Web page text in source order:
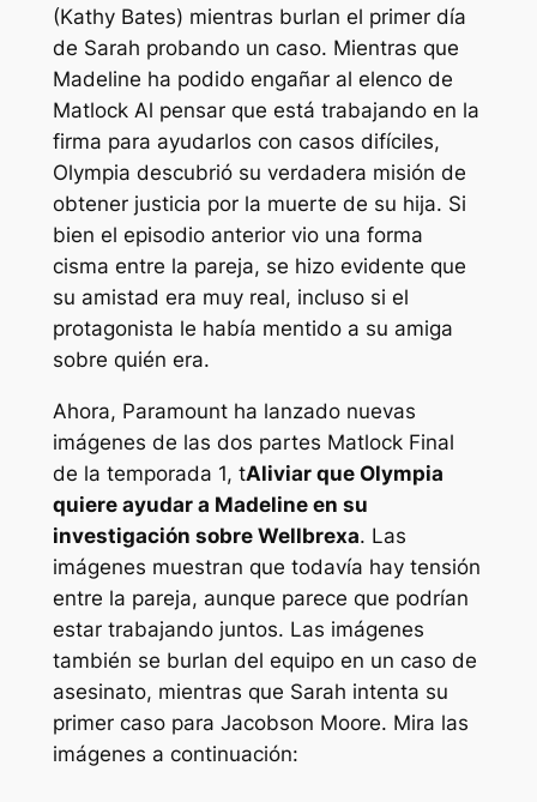
(Kathy Bates) mientras burlan el primer día
de Sarah probando un caso. Mientras que
Madeline ha podido engañar al elenco de
Matlock Al pensar que está trabajando en la
firma para ayudarlos con casos difíciles,
Olympia descubrió su verdadera misión de
obtener justicia por la muerte de su hija. Si
bien el episodio anterior vio una forma
cisma entre la pareja, se hizo evidente que
su amistad era muy real, incluso si el
protagonista le había mentido a su amiga
sobre quién era.
Ahora, Paramount ha lanzado nuevas
imágenes de las dos partes Matlock Final
de la temporada 1, tAliviar que Olympia
quiere ayudar a Madeline en su
investigación sobre Wellbrexa. Las
imágenes muestran que todavía hay tensión
entre la pareja, aunque parece que podrían
estar trabajando juntos. Las imágenes
también se burlan del equipo en un caso de
asesinato, mientras que Sarah intenta su
primer caso para Jacobson Moore. Mira las
imágenes a continuación: